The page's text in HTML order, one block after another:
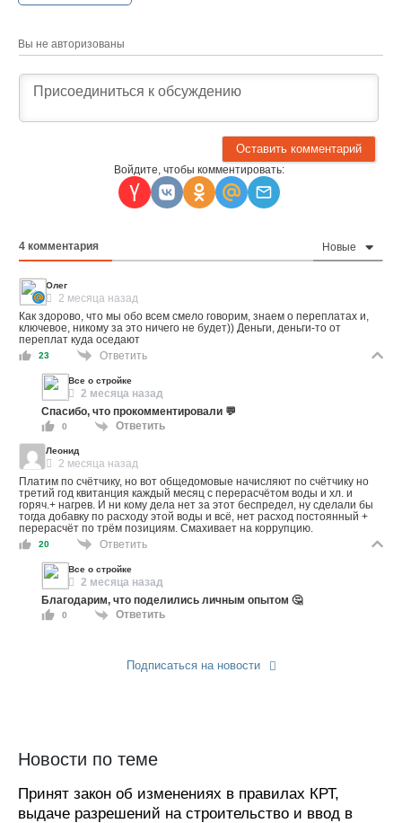
Вы не авторизованы
Войдите, чтобы комментировать:
4 комментария Новые
Олег
2 месяца назад
Как здорово, что мы обо всем смело говорим, знаем о переплатах и,
ключевое, никому за это ничего не будет)) Деньги, деньги-то от
переплат куда оседают
23 Ответить
Все о стройке
2 месяца назад
Спасибо, что прокомментировали 💬
0 Ответить
Леонид
2 месяца назад
Платим по счётчику, но вот общедомовые начисляют по счётчику но
третий год квитанция каждый месяц с перерасчётом воды и хл. и
горяч.+ нагрев. И ни кому дела нет за этот беспредел, ну сделали бы
тогда добавку по расходу этой воды и всё, нет расход постоянный +
перерасчёт по трём позициям. Смахивает на коррупцию.
20 Ответить
Все о стройке
2 месяца назад
Благодарим, что поделились личным опытом 🤔
0 Ответить
Подписаться на новости
Новости по теме
Принят закон об изменениях в правилах КРТ,
выдаче разрешений на строительство и ввод в